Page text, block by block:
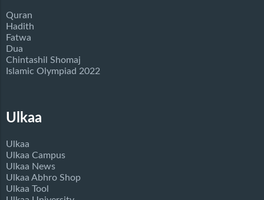
Quran
Hadith
Fatwa
Dua
Chintashil Shomaj
Islamic Olympiad 2022
Ulkaa
Ulkaa
Ulkaa Campus
Ulkaa News
Ulkaa Abhro Shop
Ulkaa Tool